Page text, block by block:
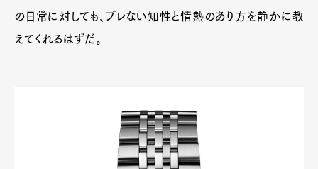
の日常に対しても、ブレない知性と情熱のあり方を静かに教
えてくれるはずだ。